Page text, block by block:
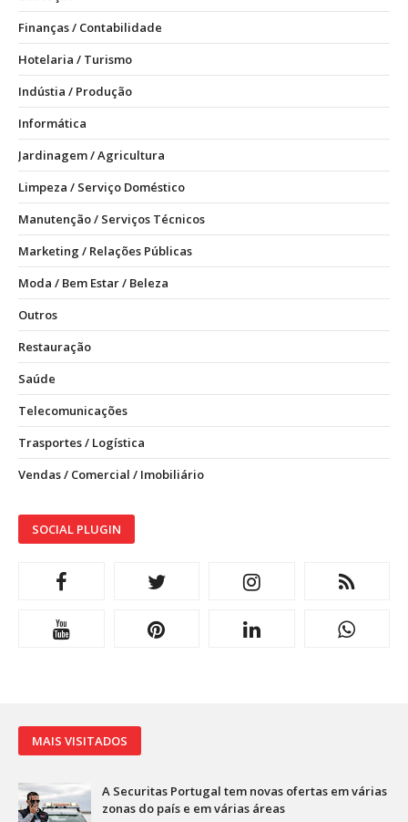
Finanças / Contabilidade
Hotelaria / Turismo
Indústia / Produção
Informática
Jardinagem / Agricultura
Limpeza / Serviço Doméstico
Manutenção / Serviços Técnicos
Marketing / Relações Públicas
Moda / Bem Estar / Beleza
Outros
Restauração
Saúde
Telecomunicações
Trasportes / Logística
Vendas / Comercial / Imobiliário
SOCIAL PLUGIN
MAIS VISITADOS
A Securitas Portugal tem novas ofertas em várias
zonas do país e em várias áreas